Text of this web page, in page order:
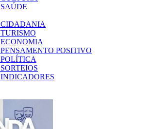
SAÚDE
CIDADANIA
TURISMO
ECONOMIA
PENSAMENTO POSITIVO
POLÍTICA
SORTEIOS
INDICADORES